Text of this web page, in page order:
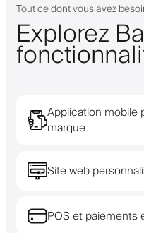
Tout ce dont vous avez
Explorez
Application mobile
marque
Site web
POS et paiements